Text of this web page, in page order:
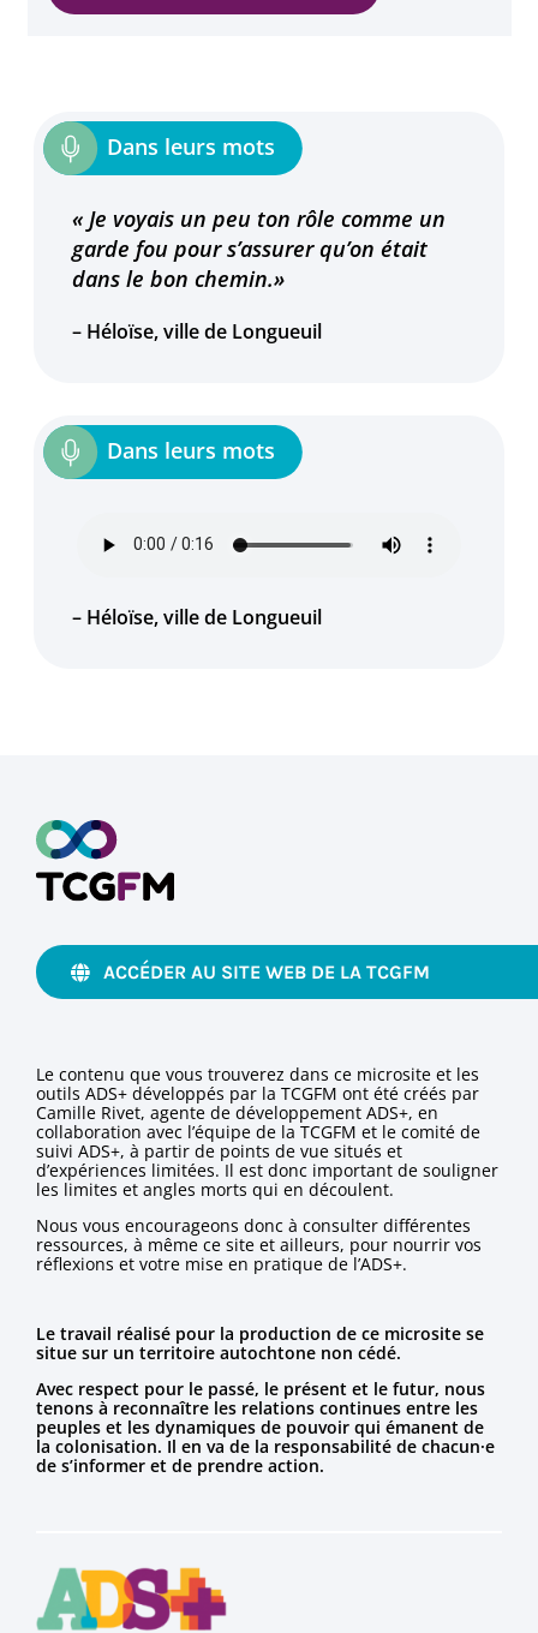
« Je voyais un peu ton rôle comme un
garde fou pour s’assurer qu’on était
dans le bon chemin.»
– Héloïse, ville de Longueuil
– Héloïse, ville de Longueuil
Le contenu que vous trouverez dans ce microsite et les
outils ADS+ développés par la TCGFM ont été créés par
Camille Rivet, agente de développement ADS+, en
collaboration avec l’équipe de la TCGFM et le comité de
suivi ADS+, à partir de points de vue situés et
d’expériences limitées. Il est donc important de souligner
les limites et angles morts qui en découlent.
Nous vous encourageons donc à consulter différentes
ressources, à même ce site et ailleurs, pour nourrir vos
réflexions et votre mise en pratique de l’ADS+.
ACCÉDER AU SITE WEB DE LA TCGFM
Le travail réalisé pour la production de ce microsite se
situe sur un territoire autochtone non cédé.
Avec respect pour le passé, le présent et le futur, nous
tenons à reconnaître les relations continues entre les
peuples et les dynamiques de pouvoir qui émanent de
la colonisation. Il en va de la responsabilité de chacun·e
de s’informer et de prendre action.